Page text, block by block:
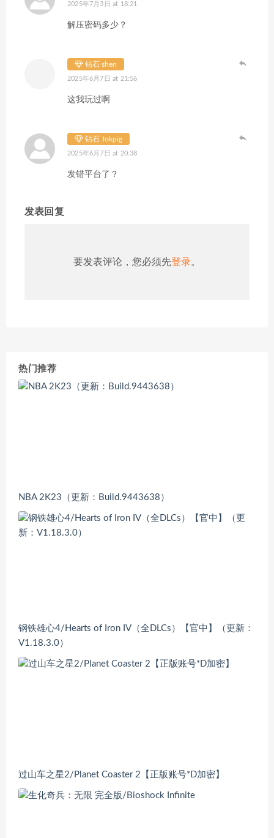
2025年7月3日 at 18:21
解压密码多少？
钻石 shen
2025年6月7日 at 21:56
这我玩过啊
钻石 Jokpig
2025年6月7日 at 20:38
发错平台了？
发表回复
要发表评论，您必须先登录。
热门推荐
NBA 2K23（更新：Build.9443638）
钢铁雄心4/Hearts of Iron IV（全DLCs）【官中】（更新：
V1.18.3.0）
过山车之星2/Planet Coaster 2【正版账号*D加密】